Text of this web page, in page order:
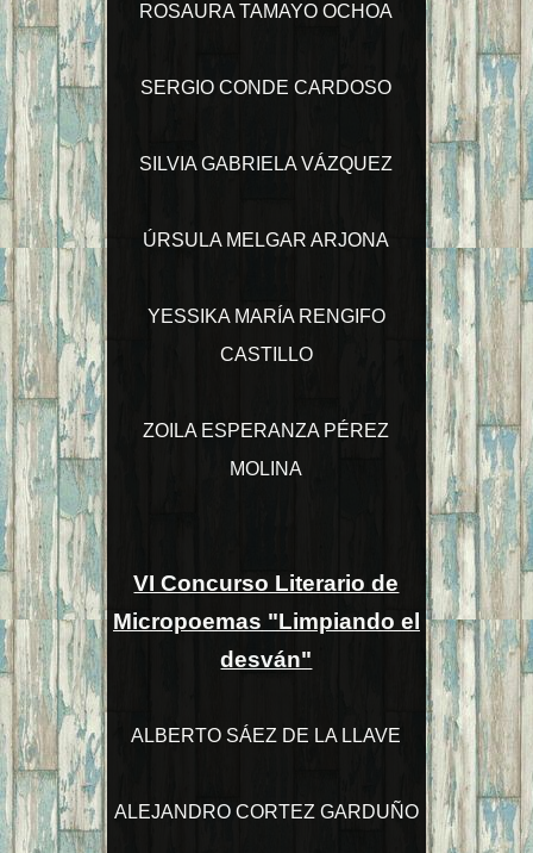
ROSAURA TAMAYO OCHOA
SERGIO CONDE CARDOSO
SILVIA GABRIELA VÁZQUEZ
ÚRSULA MELGAR ARJONA
YESSIKA MARÍA RENGIFO
CASTILLO
ZOILA ESPERANZA PÉREZ
MOLINA
VI Concurso Literario de
Micropoemas "Limpiando el
desván"
ALBERTO SÁEZ DE LA LLAVE
ALEJANDRO CORTEZ GARDUÑO